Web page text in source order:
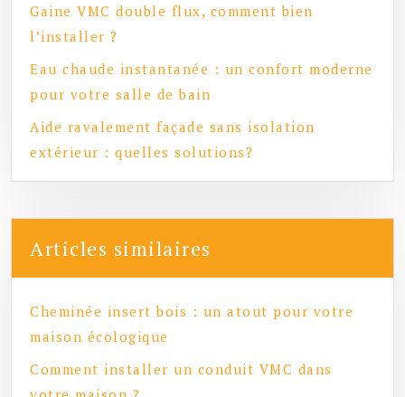
Gaine VMC double flux, comment bien
l’installer ?
Eau chaude instantanée : un confort moderne
pour votre salle de bain
Aide ravalement façade sans isolation
extérieur : quelles solutions?
Articles similaires
Cheminée insert bois : un atout pour votre
maison écologique
Comment installer un conduit VMC dans